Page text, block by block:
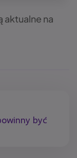
aktualne na
być